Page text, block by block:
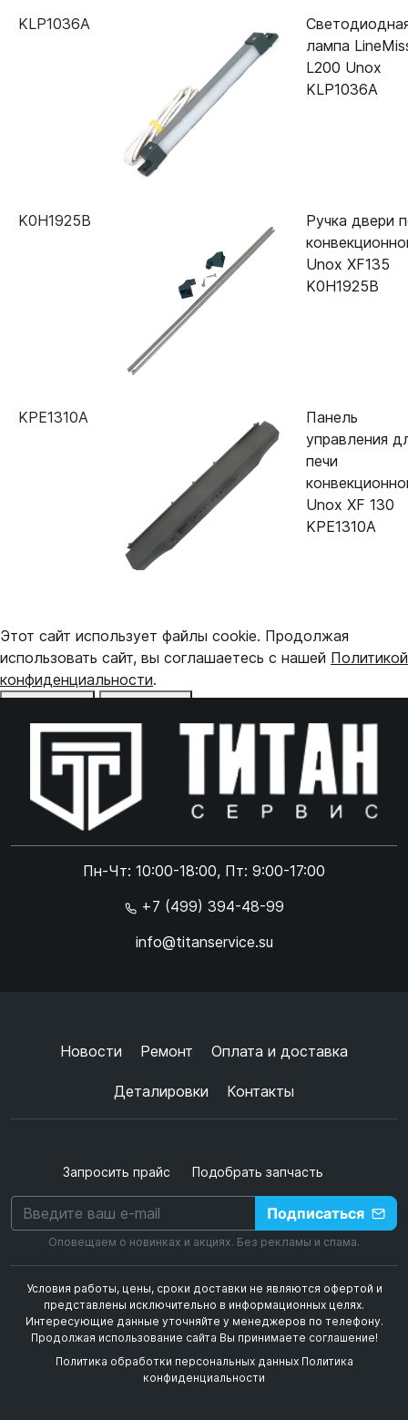
KLP1036A
лампа
L200 Unox
KLP1036A
K0H1925B
Ручка двери
Unox XF135
K0H1925B
KPE1310A
Панель
управления
печи
Unox XF 130
KPE1310A
Пн-Чт: 10:00-18:00, Пт: 9:00-17:00
+7 (499) 394-48-99
info@titanservice.su
Новости Ремонт Оплата и доставка
Деталировки Контакты
Запросить прайс Подобрать запчасть
Подписаться
Оповещаем о новинках и акциях. Без рекламы и спама.
Условия работы, цены, сроки доставки не являются офертой и
представлены исключительно в информационных целях.
Интересующие данные уточняйте у менеджеров по телефону.
Продолжая использование сайта Вы принимаете соглашение!
Политика обработки персональных данных Политика
конфиденциальности
Этот сайт использует файлы cookie. Продолжая
использовать сайт, вы соглашаетесь с нашей Политикой
конфиденциальности.
Online чат
Online чат